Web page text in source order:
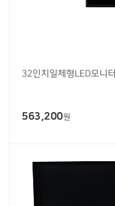
32인치일체형LED모니터
563,200원